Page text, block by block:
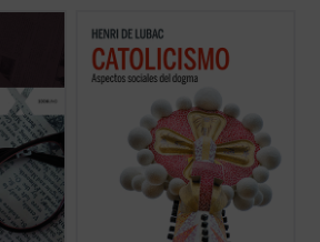
que se
En este gran clásico, de carácter
programático, del padre De Lubac se
perfilan los dos rasgos esenciales de la
realidadcatólica. Por un lado, la dimensión
«social» --la solidaridad universal como
acontecimiento salvífico de la ...